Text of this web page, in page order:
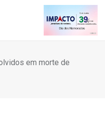
em morte de